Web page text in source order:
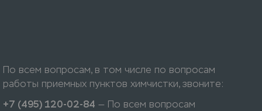
По всем вопросам, в том числе по вопросам
работы приемных пунктов химчистки, звоните:
+7 (495) 120-02-84 — По всем вопросам